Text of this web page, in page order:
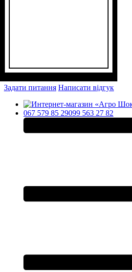
Задати питання Написати відгук
067 579 85 29099 563 27 82